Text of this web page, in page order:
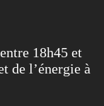
18h45 et
de l’énergie à